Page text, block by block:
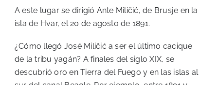
A este lugar se dirigió Ante Miličić, de Brusje en la
isla de Hvar, el 20 de agosto de 1891.
¿Cómo llegó José Miličić a ser el último cacique
de la tribu yagán? A finales del siglo XIX, se
descubrió oro en Tierra del Fuego y en las islas al